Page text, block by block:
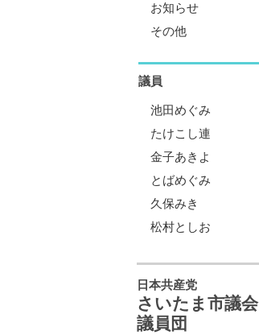
お知らせ
その他
議員
池田めぐみ
たけこし連
金子あきよ
とばめぐみ
久保みき
松村としお
日本共産党
さいたま市議会
議員団